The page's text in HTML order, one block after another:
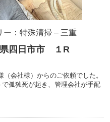
ー：特殊清掃 – 三重
県四日市市 １R
会社様）からのご依頼でした。
孤独死が起き、管理会社が手配